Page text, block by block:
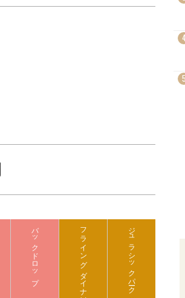
バックドロップ フライング ダイナソー ジ
ュ
ラ
シ
ッ
ク
パ
ーク
ザ
イ